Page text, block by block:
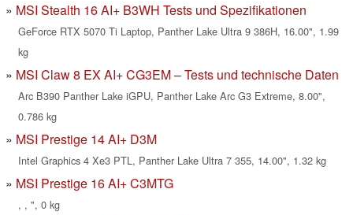
MSI Stealth 16 AI+ B3WH Tests und Spezifikationen
GeForce RTX 5070 Ti Laptop, Panther Lake Ultra 9 386H, 16.00", 1.99
kg
MSI Claw 8 EX AI+ CG3EM – Tests und technische Daten
Arc B390 Panther Lake iGPU, Panther Lake Arc G3 Extreme, 8.00",
0.786 kg
MSI Prestige 14 AI+ D3M
Intel Graphics 4 Xe3 PTL, Panther Lake Ultra 7 355, 14.00", 1.32 kg
MSI Prestige 16 AI+ C3MTG
, , ", 0 kg